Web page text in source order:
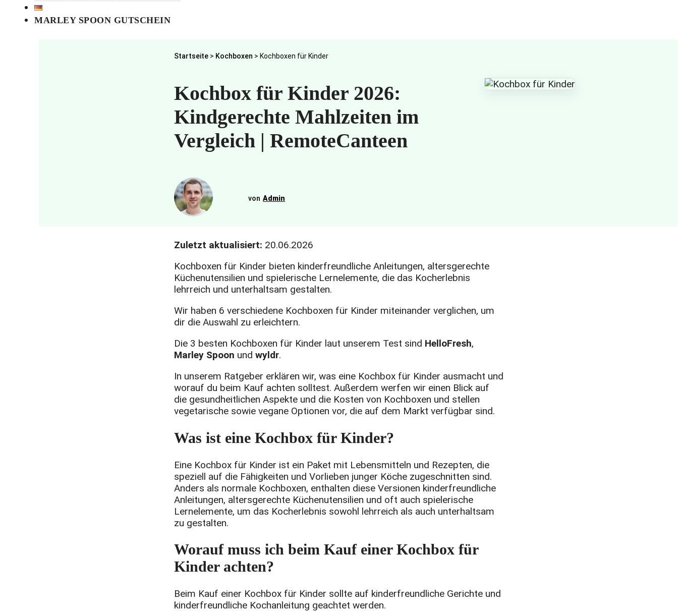
MARLEY SPOON GUTSCHEIN
Startseite> Kochboxen > Kochboxen für Kinder
Kochbox für Kinder 2026:
Kindgerechte Mahlzeiten im
Vergleich | RemoteCanteen
Admin
Zuletzt aktualisiert: 20.06.2026
Kochboxen für Kinder bieten kinderfreundliche Anleitungen, altersgerechte
Küchenutensilien und spielerische Lernelemente, die das Kocherlebnis
lehrreich und unterhaltsam gestalten.
Wir haben 6 verschiedene Kochboxen für Kinder miteinander verglichen, um
dir die Auswahl zu erleichtern.
Die 3 besten Kochboxen für Kinder laut unserem Test sind HelloFresh,
Marley Spoon und wyldr.
In unserem Ratgeber erklären wir, was eine Kochbox für Kinder ausmacht und
worauf du beim Kauf achten solltest. Außerdem werfen wir einen Blick auf
die gesundheitlichen Aspekte und die Kosten von Kochboxen und stellen
vegetarische sowie vegane Optionen vor, die auf dem Markt verfügbar sind.
Was ist eine Kochbox für Kinder?
Eine Kochbox für Kinder ist ein Paket mit Lebensmitteln und Rezepten, die
speziell auf die Fähigkeiten und Vorlieben junger Köche zugeschnitten sind.
Anders als normale Kochboxen, enthalten diese Versionen kinderfreundliche
Anleitungen, altersgerechte Küchenutensilien und oft auch spielerische
Lernelemente, um das Kocherlebnis sowohl lehrreich als auch unterhaltsam
zu gestalten.
Worauf muss ich beim Kauf einer Kochbox für
Kinder achten?
Beim Kauf einer Kochbox für Kinder sollte auf kinderfreundliche Gerichte und
kinderfreundliche Kochanleitung geachtet werden.